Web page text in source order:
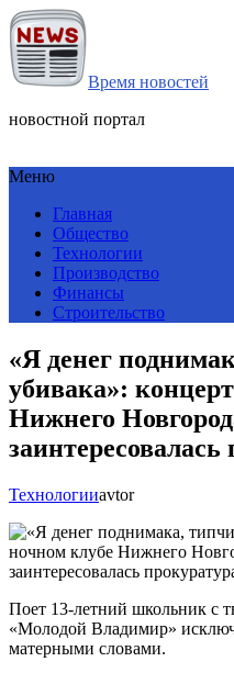
Время новостей
новостной портал
Меню
Главная
Общество
Технологии
Производство
Финансы
Строительство
«Я денег
убивака»:
Нижнего
заинтересовалась
Технологииavtor
Поет 13-летний школьник с
«Молодой Владимир»
матерными словами.